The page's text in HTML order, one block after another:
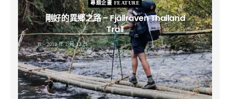
專題企畫 FEATURE
剛好的異鄉之路 – Fjällräven Thailand
Trail
B 2019 年 2 月 12 日